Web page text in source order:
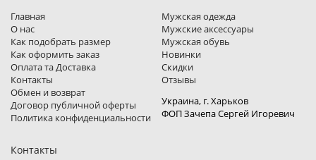
Главная
О нас
Как подобрать размер
Как оформить заказ
Оплата та Доставка
Контакты
Обмен и возврат
Договор публичной оферты
Политика конфиденциальности
Мужская одежда
Мужские аксессуары
Мужская обувь
Новинки
Скидки
Отзывы
Украина, г. Харьков
ФОП Зачепа Сергей Игоревич
Контакты